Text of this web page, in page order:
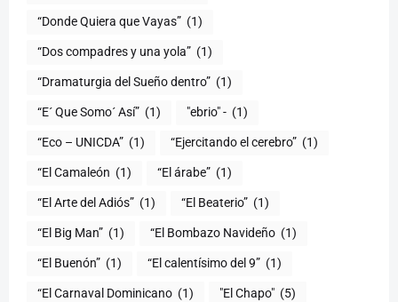
“Donde Quiera que Vayas” (1)
“Dos compadres y una yola” (1)
“Dramaturgia del Sueño dentro” (1)
“E´ Que Somo´ Así” (1) "ebrio" - (1)
“Eco – UNICDA” (1) “Ejercitando el cerebro” (1)
“El Camaleón (1) “El árabe” (1)
“El Arte del Adiós” (1) “El Beaterio” (1)
“El Big Man” (1) “El Bombazo Navideño (1)
“El Buenón” (1) “El calentísimo del 9” (1)
“El Carnaval Dominicano (1) "El Chapo" (5)